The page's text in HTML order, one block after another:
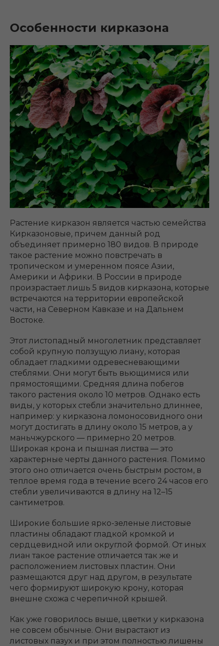
Особенности кирказона
Растение кирказон является частью семейства
Кирказоновые, причем данный род
объединяет примерно 180 видов. В природе
такое растение можно повстречать в
тропическом и умеренном поясе Азии,
Америки и Африки. В России в природе
произрастает лишь 5 видов кирказона, которые
встречаются на территории европейской
части, на Северном Кавказе и на Дальнем
Востоке.
Этот листопадный многолетник представляет
собой крупную ползущую лиану, которая
обладает гладкими одревесневающими
стеблями. Они могут быть вьющимися или
прямостоящими. Средняя длина побегов
такого растения около 10 метров. Однако есть
виды, у которых стебли значительно длиннее,
например: у кирказона ломоносовидного они
могут достигать в длину около 15 метров, а у
маньчжурского ― примерно 20 метров.
Широкая крона и пышная листва ― это
характерные черты данного растения. Помимо
этого оно отличается очень быстрым ростом, в
теплое время года в течение всего 24 часов его
стебли увеличиваются в длину на 12–15
сантиметров.
Широкие большие ярко-зеленые листовые
пластины обладают гладкой кромкой и
сердцевидной или округлой формой. От иных
лиан такое растение отличается так же и
расположением листовых пластин. Они
размещаются друг над другом, в результате
чего формируют широкую крону, которая
внешне схожа с черепичной крышей.
Как уже говорилось выше, цветки у кирказона
не совсем обычные. Они вырастают из
листовых пазух и при этом полностью лишены